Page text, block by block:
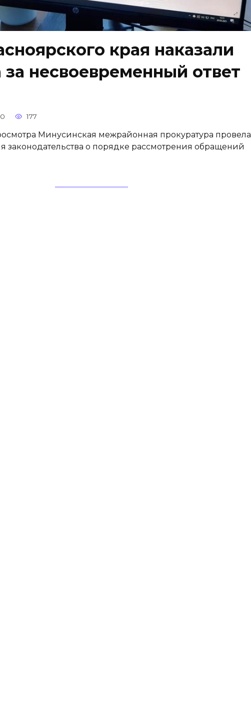
края наказали
за несвоевременный ответ
0 177
Минусинская межрайонная прокуратура провела
законодательства о порядке рассмотрения обращений